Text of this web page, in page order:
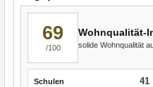
69
/100
Wohnqualität-
solide Wohnqualität
Schulen 41